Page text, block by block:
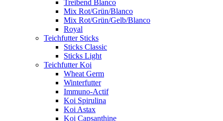
Treibend Blanco
Mix Rot/Grün/Blanco
Mix Rot/Grün/Gelb/Blanco
Royal
Teichfutter Sticks
Sticks Classic
Sticks Light
Teichfutter Koi
Wheat Germ
Winterfutter
Immuno-Actif
Koi Spirulina
Koi Astax
Koi Capsanthine